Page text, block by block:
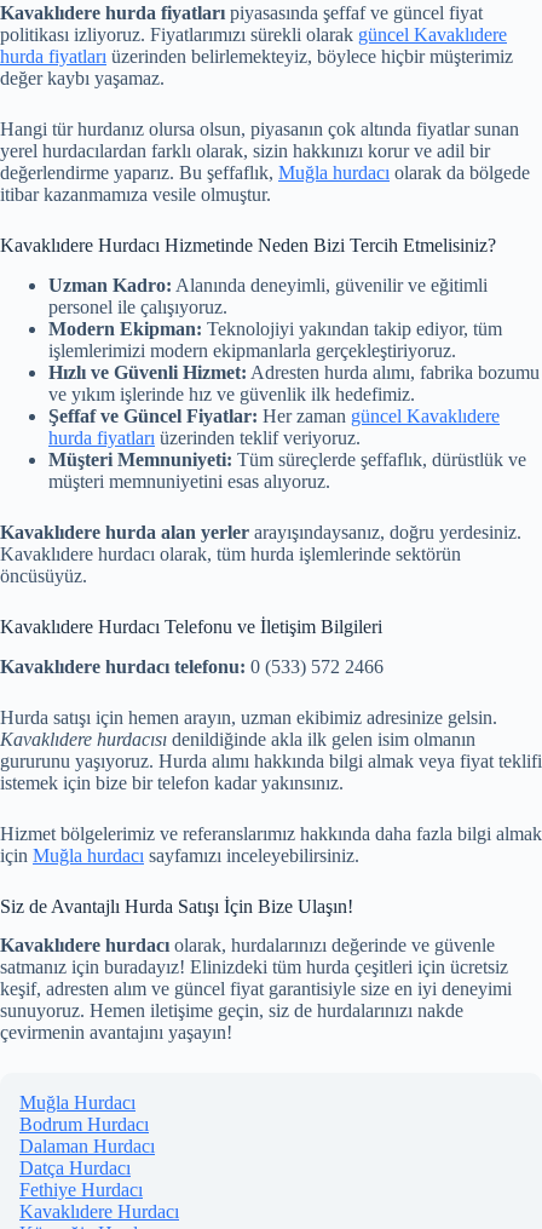
Kavaklıdere hurda fiyatları piyasasında şeffaf ve güncel fiyat
politikası izliyoruz. Fiyatlarımızı sürekli olarak güncel Kavaklıdere
hurda fiyatları üzerinden belirlemekteyiz, böylece hiçbir müşterimiz
değer kaybı yaşamaz.
Hangi tür hurdanız olursa olsun, piyasanın çok altında fiyatlar sunan
yerel hurdacılardan farklı olarak, sizin hakkınızı korur ve adil bir
değerlendirme yaparız. Bu şeffaflık, Muğla hurdacı olarak da bölgede
itibar kazanmamıza vesile olmuştur.
Kavaklıdere Hurdacı Hizmetinde Neden Bizi Tercih Etmelisiniz?
Uzman Kadro: Alanında deneyimli, güvenilir ve eğitimli
personel ile çalışıyoruz.
Modern Ekipman: Teknolojiyi yakından takip ediyor, tüm
işlemlerimizi modern ekipmanlarla gerçekleştiriyoruz.
Hızlı ve Güvenli Hizmet: Adresten hurda alımı, fabrika bozumu
ve yıkım işlerinde hız ve güvenlik ilk hedefimiz.
Şeffaf ve Güncel Fiyatlar: Her zaman güncel Kavaklıdere
hurda fiyatları üzerinden teklif veriyoruz.
Müşteri Memnuniyeti: Tüm süreçlerde şeffaflık, dürüstlük ve
müşteri memnuniyetini esas alıyoruz.
Kavaklıdere hurda alan yerler arayışındaysanız, doğru yerdesiniz.
Kavaklıdere hurdacı olarak, tüm hurda işlemlerinde sektörün
öncüsüyüz.
Kavaklıdere Hurdacı Telefonu ve İletişim Bilgileri
Kavaklıdere hurdacı telefonu: 0 (533) 572 2466
Hurda satışı için hemen arayın, uzman ekibimiz adresinize gelsin.
Kavaklıdere hurdacısı denildiğinde akla ilk gelen isim olmanın
gururunu yaşıyoruz. Hurda alımı hakkında bilgi almak veya fiyat teklifi
istemek için bize bir telefon kadar yakınsınız.
Hizmet bölgelerimiz ve referanslarımız hakkında daha fazla bilgi almak
için Muğla hurdacı sayfamızı inceleyebilirsiniz.
Siz de Avantajlı Hurda Satışı İçin Bize Ulaşın!
Kavaklıdere hurdacı olarak, hurdalarınızı değerinde ve güvenle
satmanız için buradayız! Elinizdeki tüm hurda çeşitleri için ücretsiz
keşif, adresten alım ve güncel fiyat garantisiyle size en iyi deneyimi
sunuyoruz. Hemen iletişime geçin, siz de hurdalarınızı nakde
çevirmenin avantajını yaşayın!
Muğla Hurdacı
Bodrum Hurdacı
Dalaman Hurdacı
Datça Hurdacı
Fethiye Hurdacı
Kavaklıdere Hurdacı